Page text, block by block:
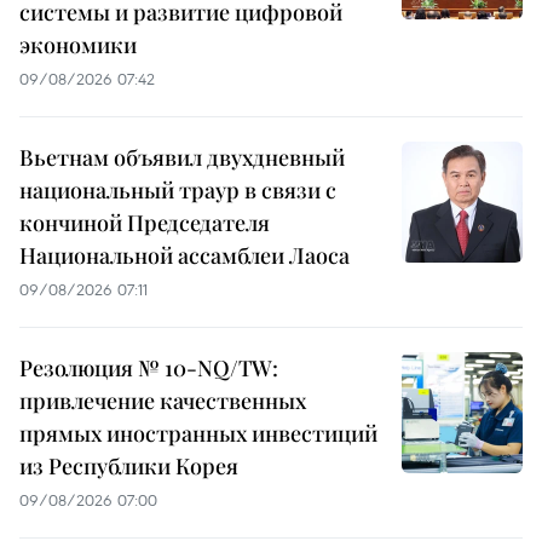
системы и развитие цифровой
экономики
09/08/2026 07:42
Вьетнам объявил двухдневный
национальный траур в связи с
кончиной Председателя
Национальной ассамблеи Лаоса
09/08/2026 07:11
Резолюция № 10-NQ/TW:
привлечение качественных
прямых иностранных инвестиций
из Республики Корея
09/08/2026 07:00